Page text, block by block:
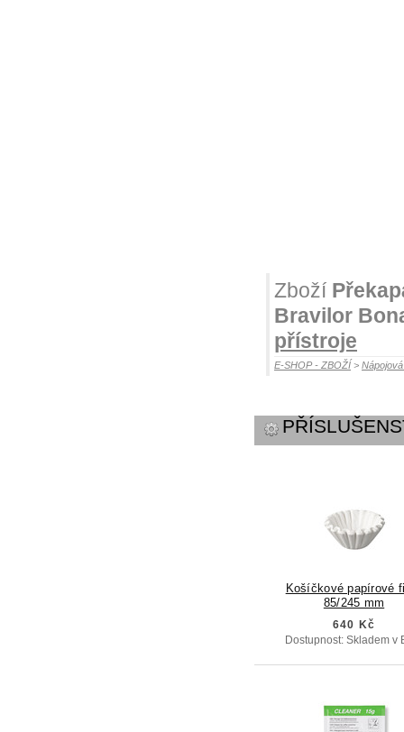
Zboží
Bravilor
přístroje
E-SHOP - ZBOŽÍ >
Košíčkové papírové
85/245 mm
640 Kč
Dostupnost: Skladem v